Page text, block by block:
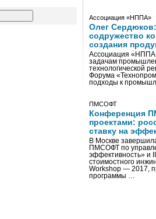
Ассоциация «НППА»
Олег
содружество
создания
Ассоциация
задачам
технологической
Форума
подходы к
ПМСОФТ
Конференция
проектами:
ставку на
В Москве
ПМСОФТ по
эффективность» и
стоимостного
Workshop — 2017,
программы …